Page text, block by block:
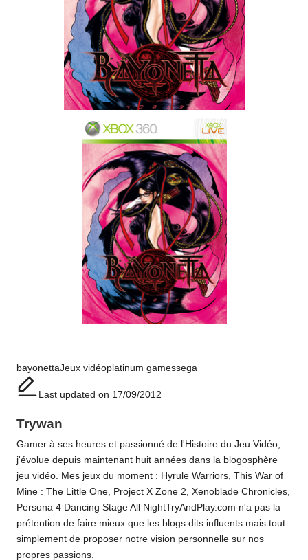
Tags:
bayonettaJeux vidéoplatinum gamessega
Last updated on 17/09/2012
Trywan
Gamer à ses heures et passionné de l'Histoire du Jeu Vidéo,
j'évolue depuis maintenant huit années dans la blogosphère
jeu vidéo. Mes jeux du moment : Hyrule Warriors, This War of
Mine : The Little One, Project X Zone 2, Xenoblade Chronicles,
Persona 4 Dancing Stage All NightTryAndPlay.com n'a pas la
prétention de faire mieux que les blogs dits influents mais tout
simplement de proposer notre vision personnelle sur nos
propres passions.